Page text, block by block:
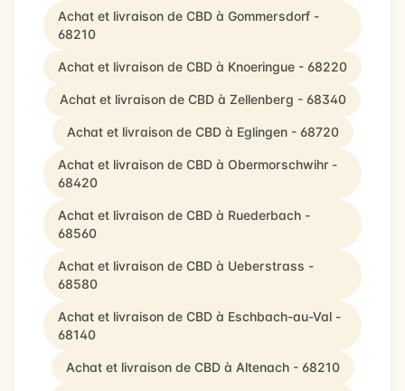
Achat et livraison de CBD à Gommersdorf -
68210
Achat et livraison de CBD à Knoeringue - 68220
Achat et livraison de CBD à Zellenberg - 68340
Achat et livraison de CBD à Eglingen - 68720
Achat et livraison de CBD à Obermorschwihr -
68420
Achat et livraison de CBD à Ruederbach -
68560
Achat et livraison de CBD à Ueberstrass -
68580
Achat et livraison de CBD à Eschbach-au-Val -
68140
Achat et livraison de CBD à Altenach - 68210